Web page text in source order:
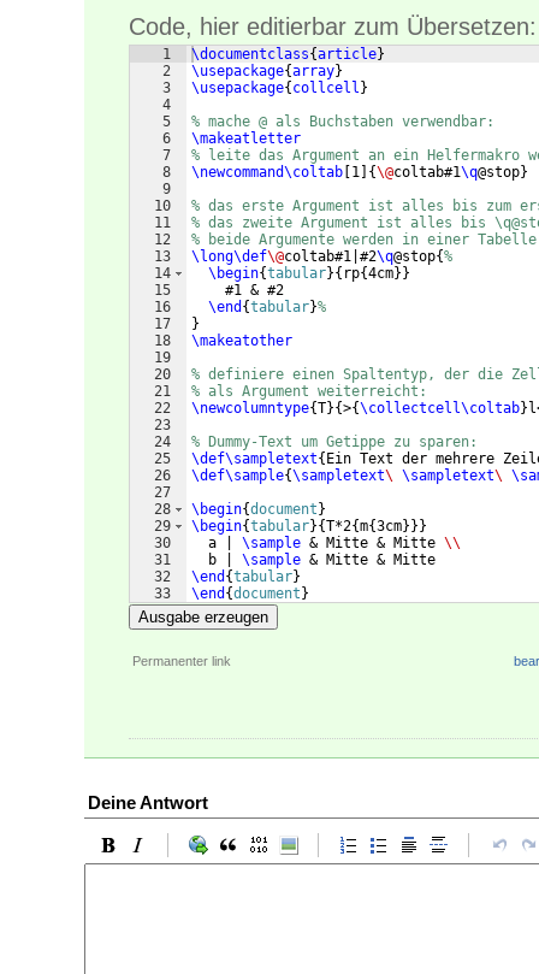
Code, hier editierbar zum Übersetzen:
1
2
3
4
5
6
7
8
9
10
11
12
13
14
15
16
17
18
19
20
21
22
23
24
25
26
27
28
29
30
31
32
33
\documentclass{article}
\usepackage{array}
\usepackage{ collcell }
% mache @ als Buchstaben verwendbar:
\makeatletter
% leite das Argument an ein Helfermakro
\newcommand\coltab 1 {\@coltab#1\q@stop}
% das erste Argument ist alles bis zum
% das zweite Argument ist alles bis
% beide Argumente werden in einer
\long\def\@coltab#1|#2\q@stop{%
\begin{tabular}{ rp{4cm}}
    #1 & #2
\end {tabular}%
}
\makeatother
% definiere einen Spaltentyp, der die
% als Argument weiterreicht:
\newcolumntype{T}{>{\collectcell\coltab}
% Dummy-Text um Getippe zu sparen:
\def\sampletext{ Ein Text der mehrere
\def\sample{\sampletext\ \sampletext\
\begin{document }
\begin{tabular}{T*2{m{3cm}}}
  a |
\sample & Mitte & Mitte \\
  b |
\sample & Mitte & Mitte
\end {tabular}
\end {document }
Ausgabe erzeugen
Permanenter link
Deine Antwort